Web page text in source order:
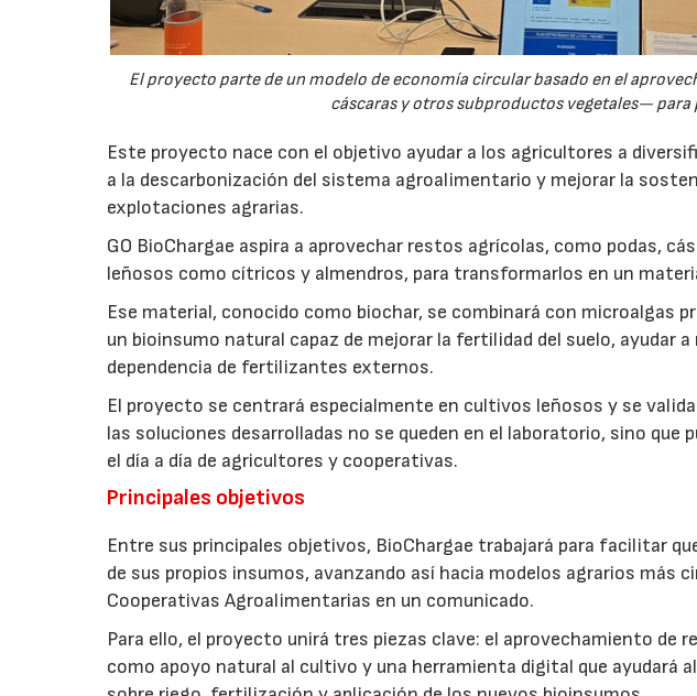
El proyecto parte de un modelo de economía circular basado en el
cáscaras y otros subproductos vegetales—
Este proyecto nace con el objetivo ayudar a los agricultores a
a la descarbonización del sistema agroalimentario y mejorar la
explotaciones agrarias.
GO BioChargae aspira a aprovechar restos agrícolas, como podas,
leñosos como cítricos y almendros, para transformarlos en un
Ese material, conocido como biochar, se combinará con microalgas
un bioinsumo natural capaz de mejorar la fertilidad del suelo, ayudar
dependencia de fertilizantes externos.
El proyecto se centrará especialmente en cultivos leñosos y se
las soluciones desarrolladas no se queden en el laboratorio, sino que
el día a día de agricultores y cooperativas.
Principales objetivos
Entre sus principales objetivos, BioChargae trabajará para facilitar
de sus propios insumos, avanzando así hacia modelos agrarios más
Cooperativas Agroalimentarias en un comunicado.
Para ello, el proyecto unirá tres piezas clave: el aprovechamiento de
como apoyo natural al cultivo y una herramienta digital que ayudará